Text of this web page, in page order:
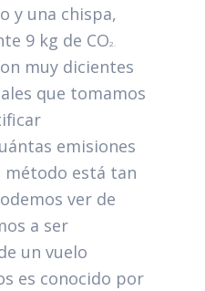
y una chispa,
9 kg de CO2.
muy dicientes
que tomamos
emisiones
método está tan
ver de
a ser
un vuelo
es conocido por